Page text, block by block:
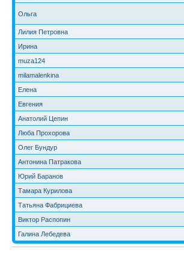
Ольга
Лилия Петровна
Ирина
muza124
milamalenkina
Елена
Евгения
Анатолий Цепин
Люба Прохорова
Олег Бундур
Антонина Патракова
Юрий Баранов
Тамара Курилова
Татьяна Фабрициева
Виктор Распопин
Галина Лебедева